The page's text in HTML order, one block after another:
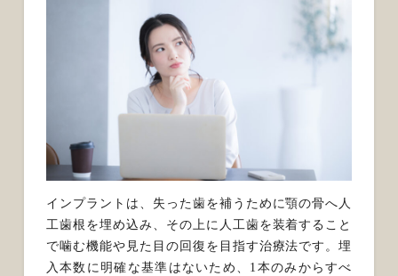
インプラントは、失った歯を補うために顎の骨へ人
工歯根を埋め込み、その上に人工歯を装着すること
で噛む機能や見た目の回復を目指す治療法です。埋
入本数に明確な基準はないため、1本のみからすべ